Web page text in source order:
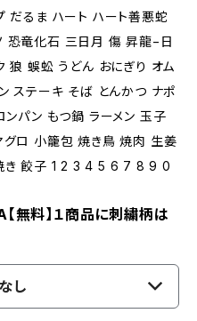
だるま ハート ハート善悪蛇
恐竜化石 三日月 傷 昇龍−日
狼 蜈蚣 うどん おにぎり オム
ステーキ そば とんかつ ナポ
ンパン もつ鍋 ラーメン 玉子
グロ 小籠包 焼き鳥 焼肉 生姜
き 餃子 1 2 3 4 5 6 7 8 9 0
無料】１商品に刺繍柄は
し